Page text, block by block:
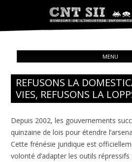
CNT –
MENU
REFUSONS LA
VIES, REFUSONS LA
Depuis 2002, les gouvernements
quinzaine de lois pour étendre
Cette frénésie juridique est
volonté d’adapter les outils